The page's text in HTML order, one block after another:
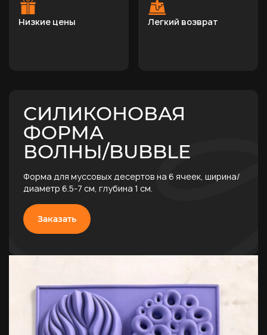
Низкие цены Легкий возврат
СИЛИКОНОВАЯ
ФОРМА
ВОЛНЫ/BUBBLE
Форма для муссовых десертов на 6 ячеек, ширина/
диаметр 6.5-7 см, глубина 1 см.
Заказать